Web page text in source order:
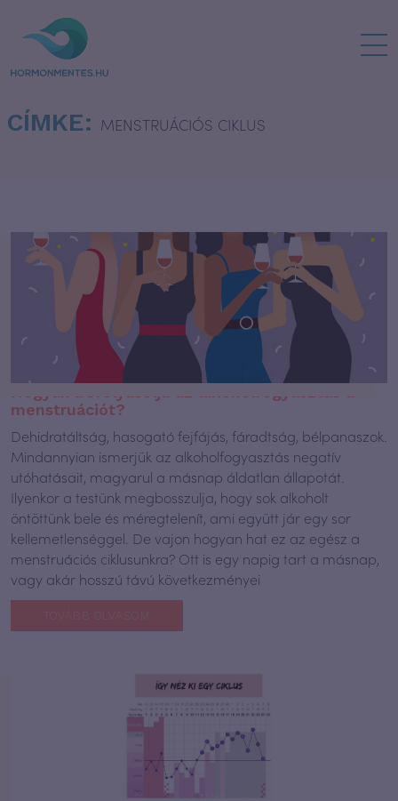
CÍMKE: MENSTRUÁCIÓS CIKLUS
menstruációt?
Dehidratáltság, hasogató fejfájás, fáradtság, bélpanaszok.
Mindannyian ismerjük az alkoholfogyasztás negatív
utóhatásait, magyarul a másnap áldatlan állapotát.
Ilyenkor a testünk megbosszulja, hogy sok alkoholt
öntöttünk bele és méregtelenít, ami együtt jár egy sor
kellemetlenséggel. De vajon hogyan hat ez az egész a
menstruációs ciklusunkra? Ott is egy napig tart a másnap,
vagy akár hosszú távú következményei